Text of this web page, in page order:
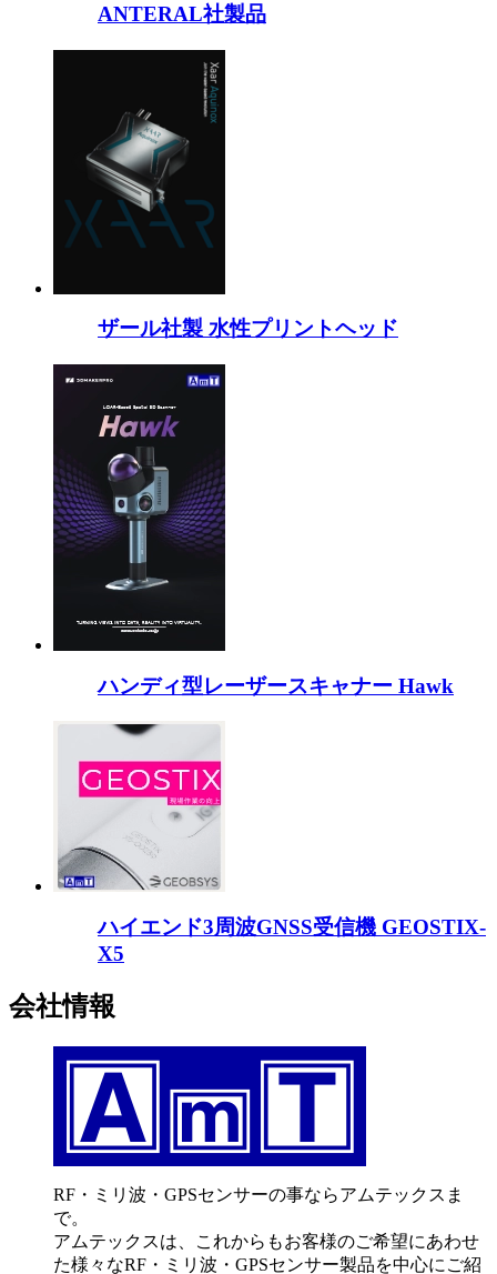
ANTERAL社製品
ザール社製 水性プリントヘッド
ハンディ型レーザースキャナー Hawk
ハイエンド3周波GNSS受信機 GEOSTIX-
X5
会社情報
RF・ミリ波・GPSセンサーの事ならアムテックスま
で。
アムテックスは、これからもお客様のご希望にあわせ
た様々なRF・ミリ波・GPSセンサー製品を中心にご紹